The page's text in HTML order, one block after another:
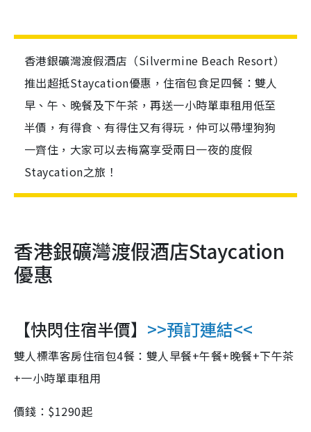
香港銀礦灣渡假酒店（Silvermine Beach Resort）
推出超抵Staycation優惠，住宿包食足四餐：雙人
早、午、晚餐及下午茶，再送一小時單車租用低至
半價，有得食、有得住又有得玩，仲可以帶埋狗狗
一齊住，大家可以去梅窩享受兩日一夜的度假
Staycation之旅！
香港銀礦灣渡假酒店Staycation
優惠
【快閃住宿半價】 >>預訂連結<<
雙人標準客房住宿包4餐：雙人早餐+午餐+晚餐+下午茶
+一小時單車租用
價錢：$1290起